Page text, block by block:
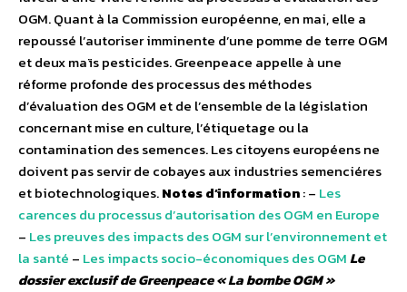
OGM. Quant à la Commission européenne, en mai, elle a
repoussé l’autoriser imminente d’une pomme de terre OGM
et deux maïs pesticides. Greenpeace appelle à une
réforme profonde des processus des méthodes
d’évaluation des OGM et de l’ensemble de la législation
concernant mise en culture, l’étiquetage ou la
contamination des semences. Les citoyens européens ne
doivent pas servir de cobayes aux industries semenciéres
et biotechnologiques.Notes d’information: – Les
carences du processus d’autorisation des OGM en Europe
– Les preuves des impacts des OGM sur l’environnement et
la santé – Les impacts socio-économiques des OGMLe
dossier exclusif de Greenpeace « La bombe OGM »